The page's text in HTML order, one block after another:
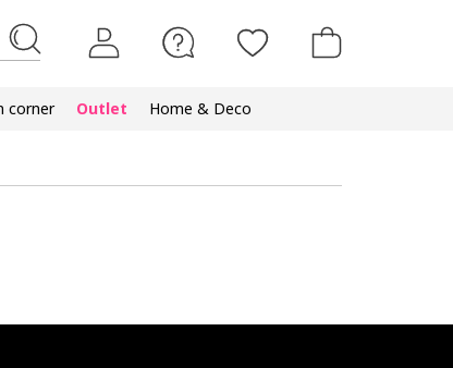
corner Outlet Home & Deco